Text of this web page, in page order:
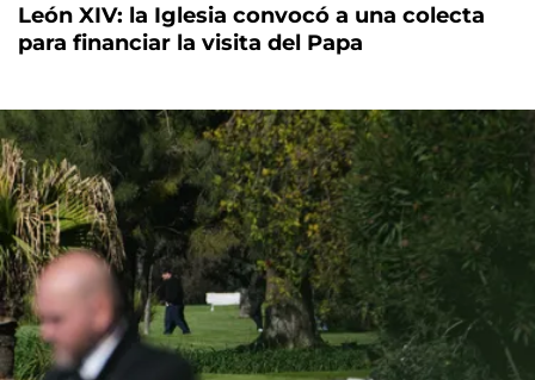
León XIV: la Iglesia convocó a una colecta
para financiar la visita del Papa